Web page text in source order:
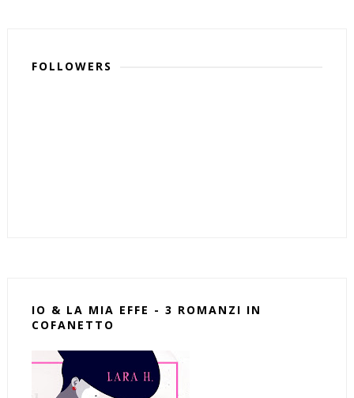
FOLLOWERS
IO & LA MIA EFFE - 3 ROMANZI IN
COFANETTO